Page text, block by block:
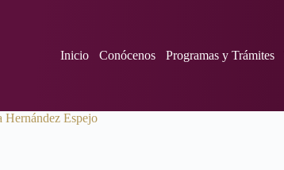
Inicio
Conócenos Programas y Trámites
Hernández Espejo